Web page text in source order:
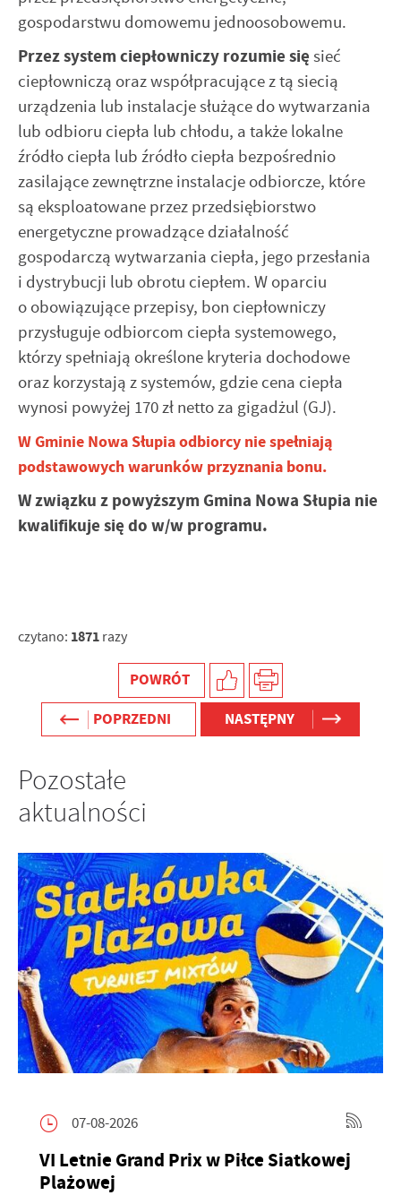
gospodarstwu domowemu jednoosobowemu.
Przez system ciepłowniczy rozumie się sieć
ciepłowniczą oraz współpracujące z tą siecią
urządzenia lub instalacje służące do wytwarzania
lub odbioru ciepła lub chłodu, a także lokalne
źródło ciepła lub źródło ciepła bezpośrednio
zasilające zewnętrzne instalacje odbiorcze, które
są eksploatowane przez przedsiębiorstwo
energetyczne prowadzące działalność
gospodarczą wytwarzania ciepła, jego przesłania
i dystrybucji lub obrotu ciepłem. W oparciu
o obowiązujące przepisy, bon ciepłowniczy
przysługuje odbiorcom ciepła systemowego,
którzy spełniają określone kryteria dochodowe
oraz korzystają z systemów, gdzie cena ciepła
wynosi powyżej 170 zł netto za gigadżul (GJ).
W Gminie Nowa Słupia odbiorcy nie spełniają
podstawowych warunków przyznania bonu.
W związku z powyższym Gmina Nowa Słupia nie
kwalifikuje się do w/w programu.
czytano: 1871 razy
POWRÓT
POPRZEDNI
NASTĘPNY
Pozostałe
aktualności
07-08-2026
VI Letnie Grand Prix w Piłce Siatkowej
Plażowej
internetowej. Treści promocyjne mogą pojawić się na
stronach podmiotów trzecich lub firm będących naszymi
partnerami oraz innych dostawców usług. Firmy te działają
w charakterze pośredników prezentujących nasze treści w
postaci wiadomości, ofert, komunikatów mediów
społecznościowych.